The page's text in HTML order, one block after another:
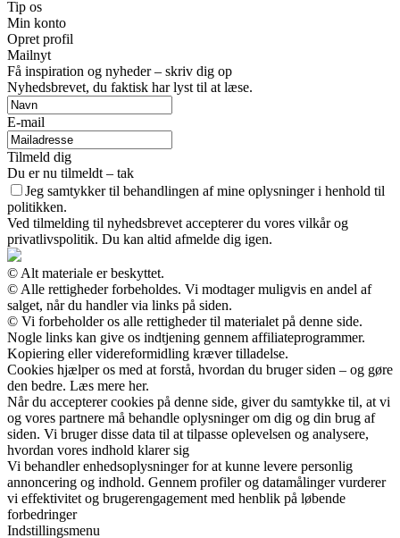
Tip os
Min konto
Opret profil
Mailnyt
Få inspiration og nyheder – skriv dig op
Nyhedsbrevet, du faktisk har lyst til at læse.
E-mail
Tilmeld dig
Du er nu tilmeldt – tak
Jeg samtykker til behandlingen af mine oplysninger i henhold til
politikken.
Ved tilmelding til nyhedsbrevet accepterer du vores vilkår og
privatlivspolitik. Du kan altid afmelde dig igen.
© Alt materiale er beskyttet.
© Alle rettigheder forbeholdes. Vi modtager muligvis en andel af
salget, når du handler via links på siden.
© Vi forbeholder os alle rettigheder til materialet på denne side.
Nogle links kan give os indtjening gennem affiliateprogrammer.
Kopiering eller videreformidling kræver tilladelse.
Cookies hjælper os med at forstå, hvordan du bruger siden – og gøre
den bedre. Læs mere her.
Når du accepterer cookies på denne side, giver du samtykke til, at vi
og vores partnere må behandle oplysninger om dig og din brug af
siden. Vi bruger disse data til at tilpasse oplevelsen og analysere,
hvordan vores indhold klarer sig
Vi behandler enhedsoplysninger for at kunne levere personlig
annoncering og indhold. Gennem profiler og datamålinger vurderer
vi effektivitet og brugerengagement med henblik på løbende
forbedringer
Indstillingsmenu